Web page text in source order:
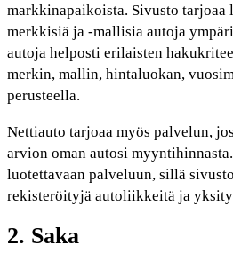
markkinapaikoista. Sivusto
merkkisiä ja -mallisia autoja
autoja helposti erilaisten
merkin, mallin, hintaluokan,
perusteella.
Nettiauto tarjoaa myös palvelun,
arvion oman autosi
luotettavaan palveluun, sillä
rekisteröityjä autoliikkeitä ja
2. Saka